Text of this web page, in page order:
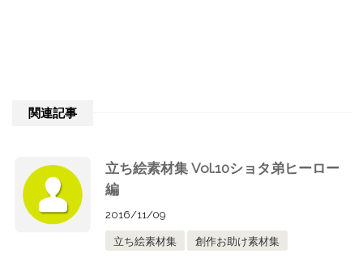
関連記事
立ち絵素材集 Vol.10ショタ弟ヒーロー
編
2016/11/09
立ち絵素材集 創作お助け素材集